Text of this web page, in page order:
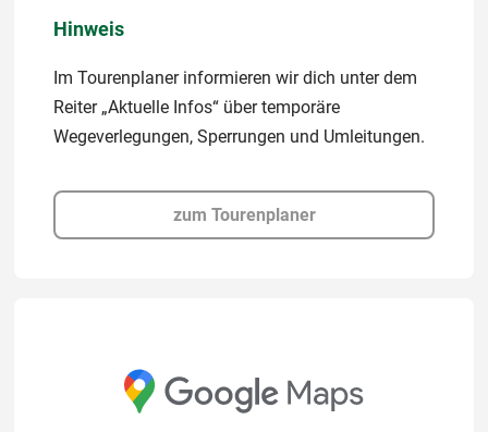
Hinweis
Im Tourenplaner informieren wir dich unter dem
Reiter „Aktuelle Infos“ über temporäre
Wegeverlegungen, Sperrungen und Umleitungen.
zum Tourenplaner